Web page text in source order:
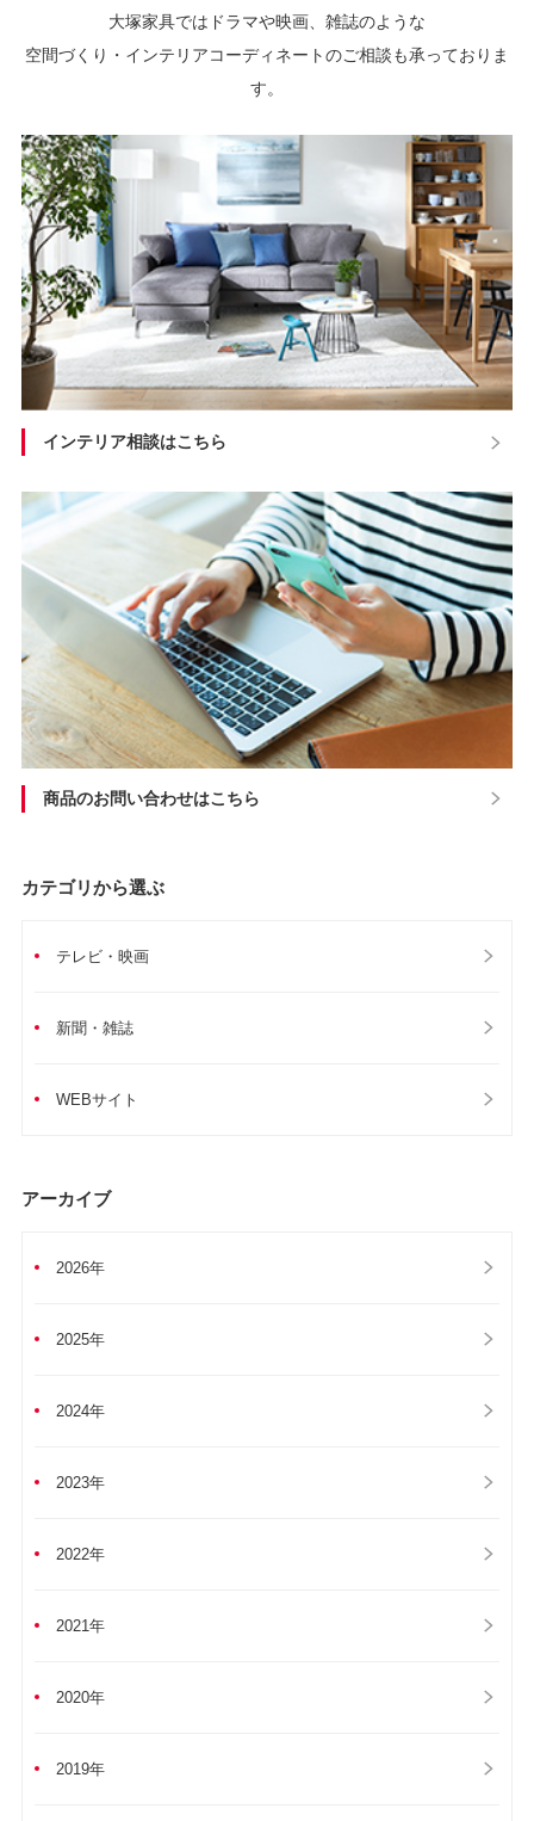
カテゴリから選ぶ
テレビ・映画
新聞・雑誌
WEBサイト
アーカイブ
2026年
2025年
2024年
2023年
2022年
2021年
2020年
2019年
大塚家具ではドラマや映画、雑誌のような
空間づくり・インテリアコーディネートのご相談も承っておりま
す。
インテリア相談はこちら
商品のお問い合わせはこちら